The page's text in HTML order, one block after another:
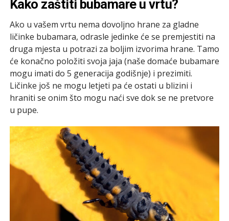
Kako zaštiti bubamare u vrtu?
Ako u vašem vrtu nema dovoljno hrane za gladne
ličinke bubamara, odrasle jedinke će se premjestiti na
druga mjesta u potrazi za boljim izvorima hrane. Tamo
će konačno položiti svoja jaja (naše domaće bubamare
mogu imati do 5 generacija godišnje) i prezimiti.
Ličinke još ne mogu letjeti pa će ostati u blizini i
hraniti se onim što mogu naći sve dok se ne pretvore
u pupe.